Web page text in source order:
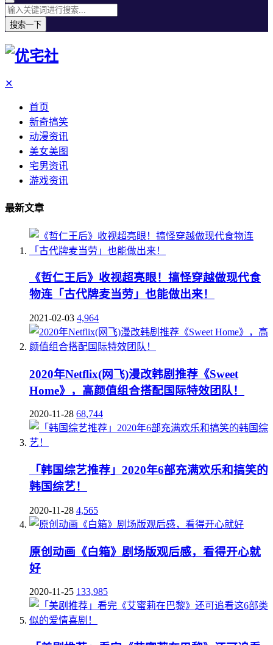
搜索一下
✕
首页
新奇搞笑
动漫资讯
美女美图
宅男资讯
游戏资讯
最新文章
《哲仁王后》收视超亮眼！搞怪穿越做现代食
物连「古代牌麦当劳」也能做出来！
2021-02-03 4,964
2020年Netflix(网飞)漫改韩剧推荐《Sweet
Home》，高颜值组合搭配国际特效团队！
2020-11-28 68,744
「韩国综艺推荐」2020年6部充满欢乐和搞笑的
韩国综艺！
2020-11-28 4,565
原创动画《白箱》剧场版观后感，看得开心就
好
2020-11-25 133,985